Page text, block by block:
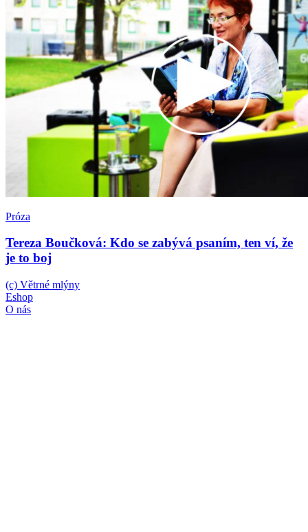
Próza
Tereza Boučková: Kdo se zabývá psaním, ten ví, že
je to boj
(c) Větrné mlýny
Eshop
O nás